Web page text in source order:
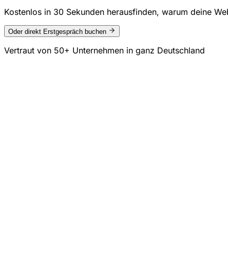
Kostenlos in 30 Sekunden herausfinden, warum deine
Oder direkt Erstgespräch buchen
Vertraut von 50+ Unternehmen in ganz Deutschland